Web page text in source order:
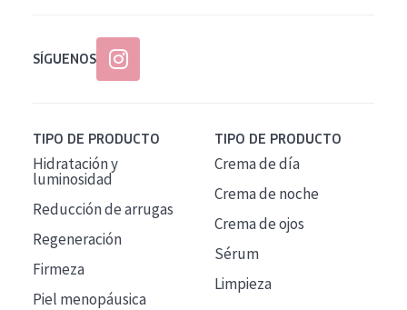
SÍGUENOS
TIPO DE PRODUCTO
Hidratación y
luminosidad
Reducción de arrugas
Regeneración
Firmeza
Piel menopáusica
TIPO DE PRODUCTO
Crema de día
Crema de noche
Crema de ojos
Sérum
Limpieza